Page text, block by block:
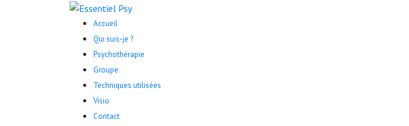
Accueil
Qui suis-je ?
Psychothérapie
Groupe
Techniques utilisées
Visio
Contact